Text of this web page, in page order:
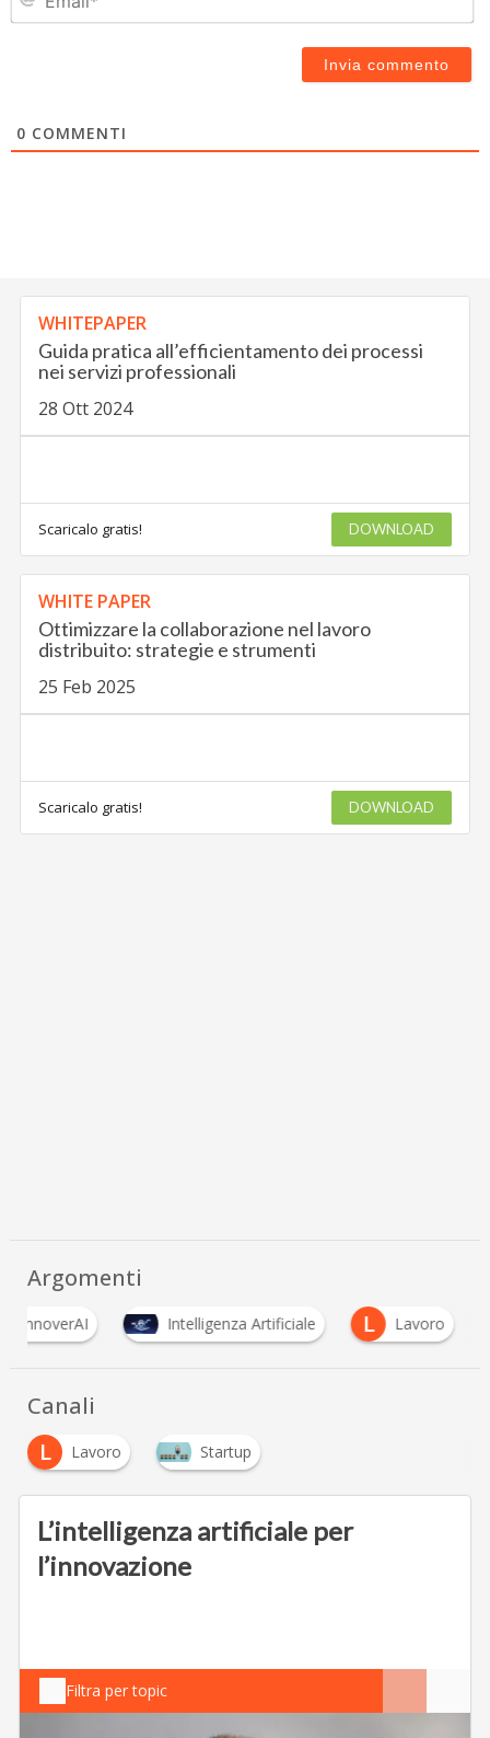
0 COMMENTI
WHITEPAPER
Guida pratica all’efficientamento dei processi
nei servizi professionali
28 Ott 2024
Scaricalo gratis! DOWNLOAD
WHITE PAPER
Ottimizzare la collaborazione nel lavoro
distribuito: strategie e strumenti
25 Feb 2025
Scaricalo gratis! DOWNLOAD
Argomenti
InnoverAI Intelligenza Artificiale L Lavoro
Canali
L
Lavoro Startup
L’intelligenza artificiale per
l’innovazione
Filtra per topic